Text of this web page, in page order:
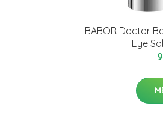
BABOR Doctor
Eye